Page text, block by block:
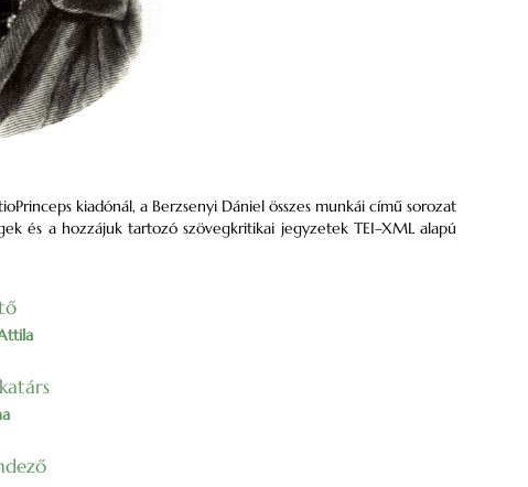
kiadónál, a Berzsenyi Dániel összes munkái című sorozat
és a hozzájuk tartozó szövegkritikai jegyzetek TEI–XML alapú